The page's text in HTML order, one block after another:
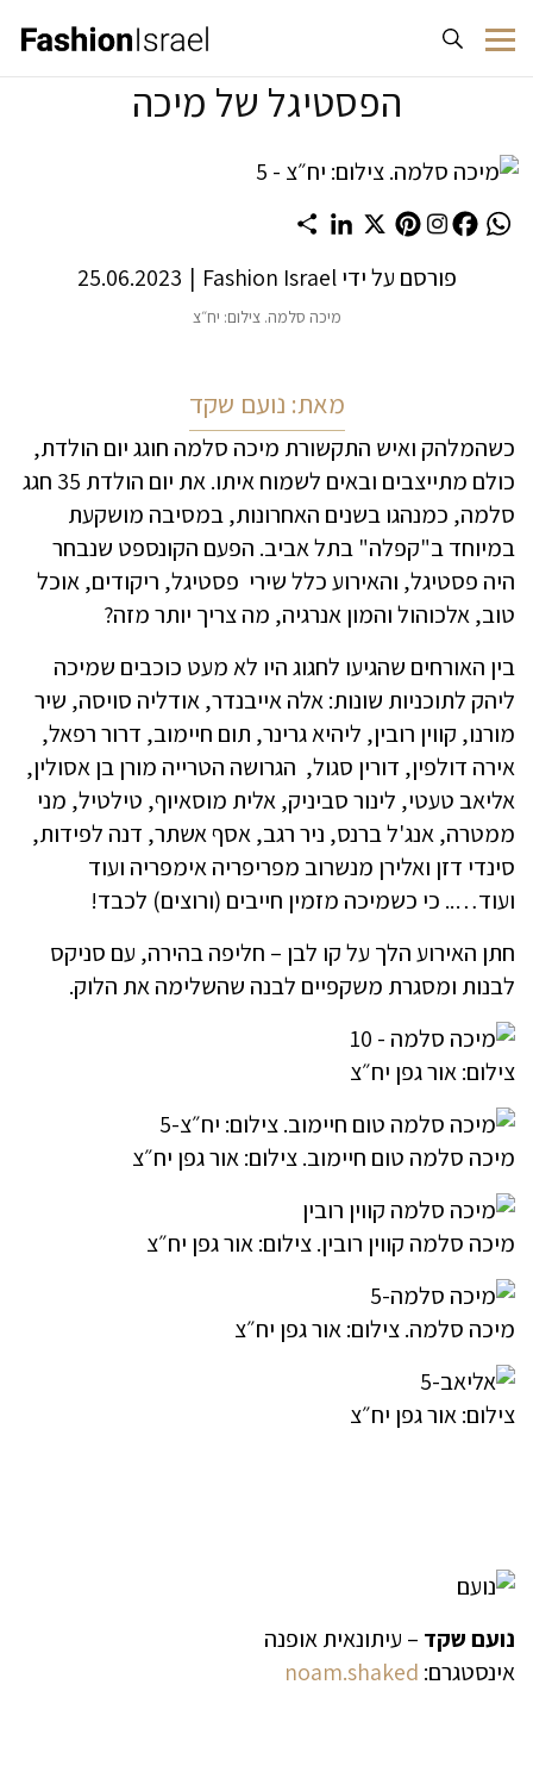
הפסטיגל של מיכה
WhatsApp
Facebook
Pinterest
X
LinkedIn
Share
פורסם על ידיFashion Israel
|
25.06.2023
מיכה סלמה. צילום: יח״צ
מאת: נועם שקד
כשהמלהק ואיש התקשורת מיכה סלמה חוגג יום הולדת,
כולם מתייצבים ובאים לשמוח איתו. את יום הולדת 35 חגג
סלמה, כמנהגו בשנים האחרונות, במסיבה מושקעת
במיוחד ב"קפלה" בתל אביב. הפעם הקונספט שנבחר
היה פסטיגל, והאירוע כלל שירי פסטיגל, ריקודים, אוכל
טוב, אלכוהול והמון אנרגיה, מה צריך יותר מזה?
בין האורחים שהגיעו לחגוג היו לא מעט כוכבים שמיכה
ליהק לתוכניות שונות: אלה אייבנדר, אודליה סויסה, שיר
מורנו, קווין רובין, ליהיא גרינר, תום חיימוב, דרור רפאל,
אירה דולפין, דורין סגול, הגרושה הטרייה מורן בן אסולין,
אליאב טעטי, לינור סביניק, אלית מוסאיוף, טילטיל, מני
ממטרה, אנג'ל ברנס, ניר רגב, אסף אשתר, דנה לפידות,
סינדי דזן ואלירן מנשרוב מפריפריה אימפריה ועוד
ועוד….. כי כשמיכה מזמין חייבים (ורוצים) לכבד!
חתן האירוע הלך על קו לבן – חליפה בהירה, עם סניקס
לבנות ומסגרת משקפיים לבנה שהשלימה את הלוק.
צילום: אור גפן יח״צ
מיכה סלמה טום חיימוב. צילום: אור גפן יח״צ
מיכה סלמה קווין רובין. צילום: אור גפן יח״צ
מיכה סלמה. צילום: אור גפן יח״צ
צילום: אור גפן יח״צ
נועם שקד – עיתונאית אופנה
אינסטגרם: noam.shaked